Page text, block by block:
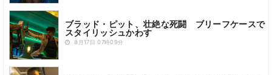
ブラッド・ピット、壮絶な死闘 ブリーフケースで
スタイリッシュかわす
8月17日 07時09分